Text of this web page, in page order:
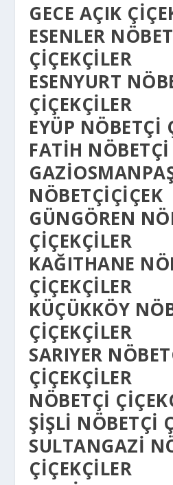
GECE AÇIK
ESENLER
ÇIÇEKÇILER
ESENYURT
ÇIÇEKÇILER
EYÜP NÖBETÇI
FATIH NÖBETÇI
NÖBETÇIÇIÇEK
GÜNGÖREN
ÇIÇEKÇILER
KAĞITHANE
ÇIÇEKÇILER
KÜÇÜKKÖY
ÇIÇEKÇILER
SARIYER
ÇIÇEKÇILER
NÖBETÇI
ŞIŞLI NÖBETÇI
SULTANGAZI
ÇIÇEKÇILER